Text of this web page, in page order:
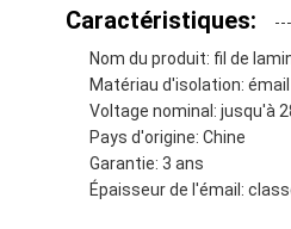
Fil de laminage en cuivre
Fil de cuivre isolé par émail
fils magnétiques émaillés
fils de cuivre plat émaillés
Caractéristiques:
Nom du produit: fil de
Matériau d'isolation: émail
Voltage nominal: jusqu'à
Pays d'origine: Chine
Garantie: 3 ans
Épaisseur de l'émail: